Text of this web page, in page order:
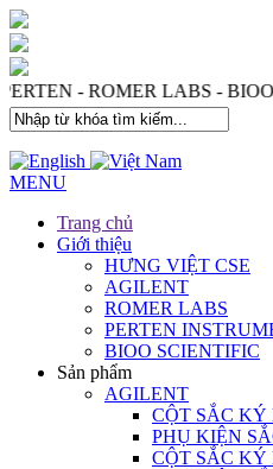
- ROMER LABS -
MENU
Trang chủ
Giới thiệu
HƯNG VIỆT CSE
AGILENT
ROMER LABS
PERTEN
BIOO SCIENTIFIC
Sản phẩm
AGILENT
CỘT SẮC KÝ
PHỤ KIỆN
CỘT SẮC KÝ